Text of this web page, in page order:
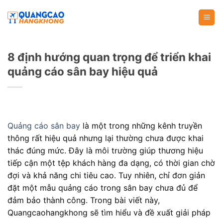
8 định hướng quan trọng để triển khai
quảng cáo sân bay hiệu quả
Quảng cáo sân bay là một trong những kênh truyền
thông rất hiệu quả nhưng lại thường chưa được khai
thác đúng mức. Đây là môi trường giúp thương hiệu
tiếp cận một tệp khách hàng đa dạng, có thời gian chờ
đợi và khả năng chi tiêu cao. Tuy nhiên, chỉ đơn giản
đặt một mẫu quảng cáo trong sân bay chưa đủ để
đảm bảo thành công. Trong bài viết này,
Quangcaohangkhong sẽ tìm hiểu và đề xuất giải pháp